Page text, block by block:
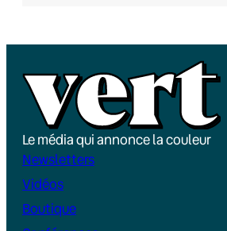
Le média qui annonce la couleur
Newsletters
Vidéos
Boutique